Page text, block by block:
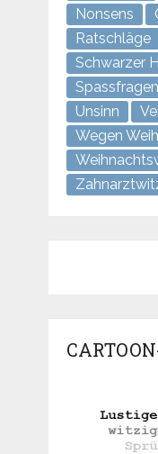
Nonsens
Ratschläge
Schwarzer
Spassfragen
Unsinn
Wegen